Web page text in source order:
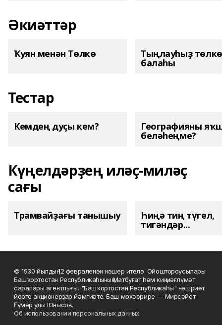
Әкиәттәр
Ҡуян менән Төлкө Тыңлауһыҙ төлкө
балаһы
Тестар
Кемдең дуҫы кем? Географияны
беләһеңме?
Күңелдәрҙең иләҫ-миләҫ
сағы
Трамвайҙағы танышыу Һиңә тиң түгел,
тигәндәр...
© 1930 йылдың 12 февраленән нәшер ителә. Ойоштороусылары:
Башҡортостан Республикаһының Матбуғат һәм киң мәғлүмәт
саралары агентлығы, "Башҡортостан Республикаһы" нәшриәт
йорто акционерҙар йәмғиәте. Баш мөхәррире — Мирсәйет
Ғүмәр улы Юнысов.
Об использовании персональных данных